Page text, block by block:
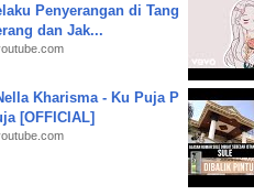
Penyerangan di Tang
dan Jak...
Kharisma - Ku Puja P
[OFFICIAL]